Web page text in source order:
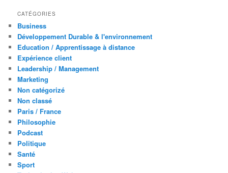
CATÉGORIES
Business
Développement Durable & l'environnement
Education / Apprentissage à distance
Expérience client
Leadership / Management
Marketing
Non catégorizé
Non classé
Paris / France
Philosophie
Podcast
Politique
Santé
Sport